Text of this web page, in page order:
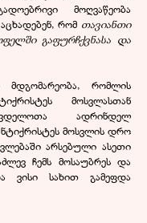
მოღვაწეობა
რომ თავიანთი
გაფურჩქვნასა და
რომლის
მოსვლასთან
ადრინდელ
მოსვლის დრო
არსებული ასეთი
ჩემს მოსაუბრეს და
ვისი სახით გამეფდა